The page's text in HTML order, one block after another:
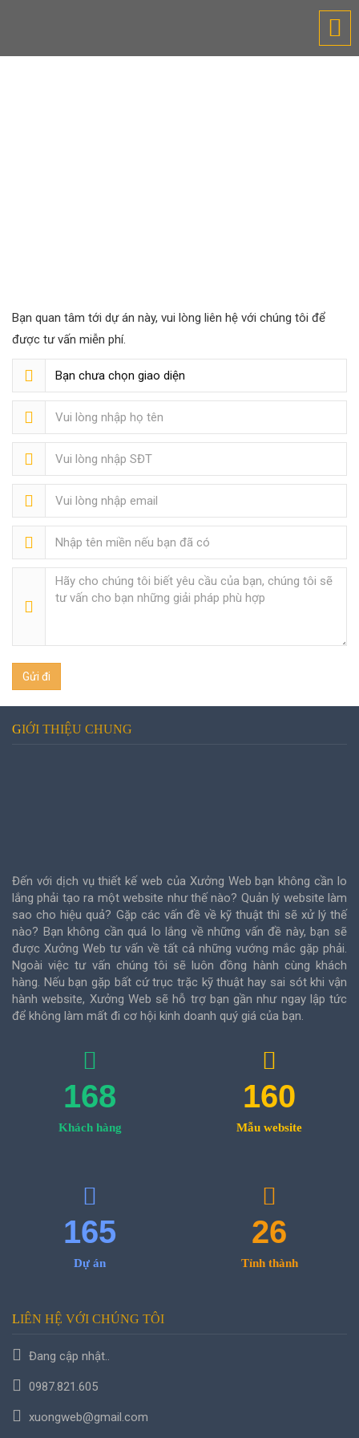
Bạn quan tâm tới dự án này, vui lòng liên hệ với chúng tôi để
được tư vấn miễn phí.
GIỚI THIỆU CHUNG
Đến với dịch vụ thiết kế web của Xưởng Web bạn không cần lo
lắng phải tạo ra một website như thế nào? Quản lý website làm
sao cho hiệu quả? Gặp các vấn đề về kỹ thuật thì sẽ xử lý thế
nào? Bạn không cần quá lo lắng về những vấn đề này, bạn sẽ
được Xưởng Web tư vấn về tất cả những vướng mắc gặp phải.
Ngoài việc tư vấn chúng tôi sẽ luôn đồng hành cùng khách
hàng. Nếu bạn gặp bất cứ trục trặc kỹ thuật hay sai sót khi vận
hành website, Xưởng Web sẽ hỗ trợ bạn gần như ngay lập tức
để không làm mất đi cơ hội kinh doanh quý giá của bạn.
168
Khách hàng
160
Mẫu website
165
Dự án
26
Tỉnh thành
LIÊN HỆ VỚI CHÚNG TÔI
Đang cập nhật..
0987.821.605
xuongweb@gmail.com